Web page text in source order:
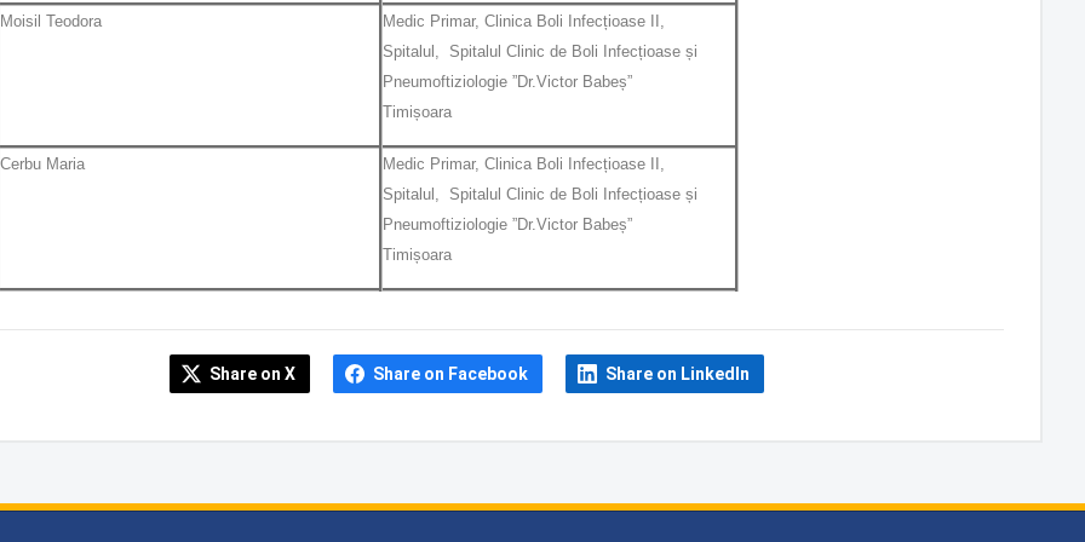
Moisil Teodora
Medic Primar, Clinica Boli Infecțioase II,
Spitalul, Spitalul Clinic de Boli Infecțioase și
Pneumoftiziologie ”Dr.Victor Babeș”
Timișoara
Cerbu Maria
Medic Primar, Clinica Boli Infecțioase II,
Spitalul, Spitalul Clinic de Boli Infecțioase și
Pneumoftiziologie ”Dr.Victor Babeș”
Timișoara
Share on X Share on Facebook Share on LinkedIn